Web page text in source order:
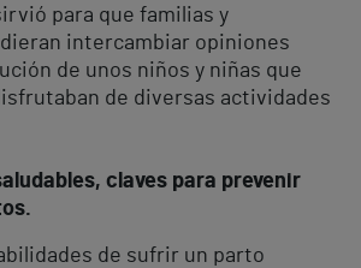
para que familias y
intercambiar opiniones
de unos niños y niñas que
de diversas actividades
claves para prevenir
de sufrir un parto